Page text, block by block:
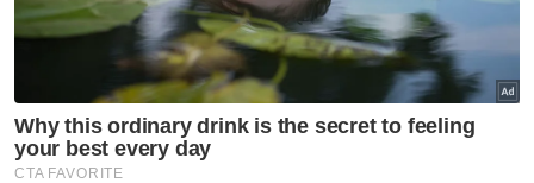
Tiket aksi Malaysia-Filipina
habis terjual
Rifdean buru gelaran dunia di
bumi Jepun